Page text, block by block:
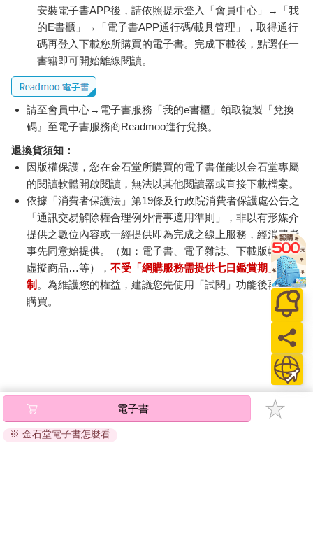
安裝電子書APP後，請依照提示登入「會員中心」→「我
的E書櫃」→「電子書APP通行碼/載具管理」，取得通行
碼再登入下載您所購買的電子書。完成下載後，點選任一
書籍即可開始離線閱讀。
請至會員中心→電子書服務「我的e書櫃」領取複製『兌換
碼』至電子書服務商Readmoo進行兌換。
退換貨須知：
因版權保護，您在金石堂所購買的電子書僅能以金石堂專屬
的閱讀軟體開啟閱讀，無法以其他閱讀器或直接下載檔案。
依據「消費者保護法」第19條及行政院消費者保護處公告之
「通訊交易解除權合理例外情事適用準則」，非以有形媒介
提供之數位內容或一經提供即為完成之線上服務，經消費者
事先同意始提供。（如：電子書、電子雜誌、下載版軟體、
虛擬商品…等），不受「網購服務需提供七日鑑賞期」的限
制 。為維護您的權益，建議您先使用「試閱」功能後再付款
購買。
電子書
※ 金石堂電子書怎麼看